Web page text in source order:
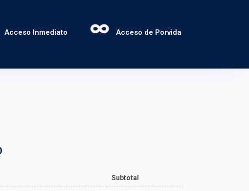
Acceso Inmediato Acceso de Porvida
Subtotal